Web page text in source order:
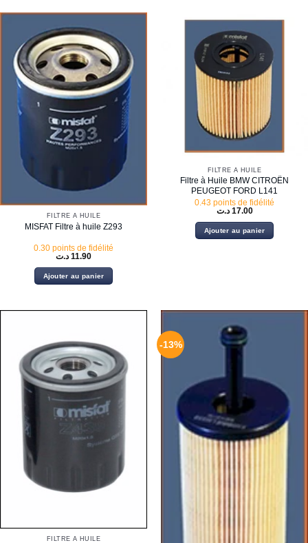
FILTRE À HUILE
MISFAT Filtre à huile Z293
0.30 points de fidélité
11.90 د.ت
Ajouter au panier
FILTRE À HUILE
Filtre à Huile BMW CITROËN
PEUGEOT FORD L141
0.43 points de fidélité
17.00 د.ت
Ajouter au panier
FILTRE À HUILE
-13%